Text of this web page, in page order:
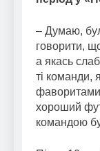
– Думаю,
говорити,
а якась
ті команди,
хороший
командою